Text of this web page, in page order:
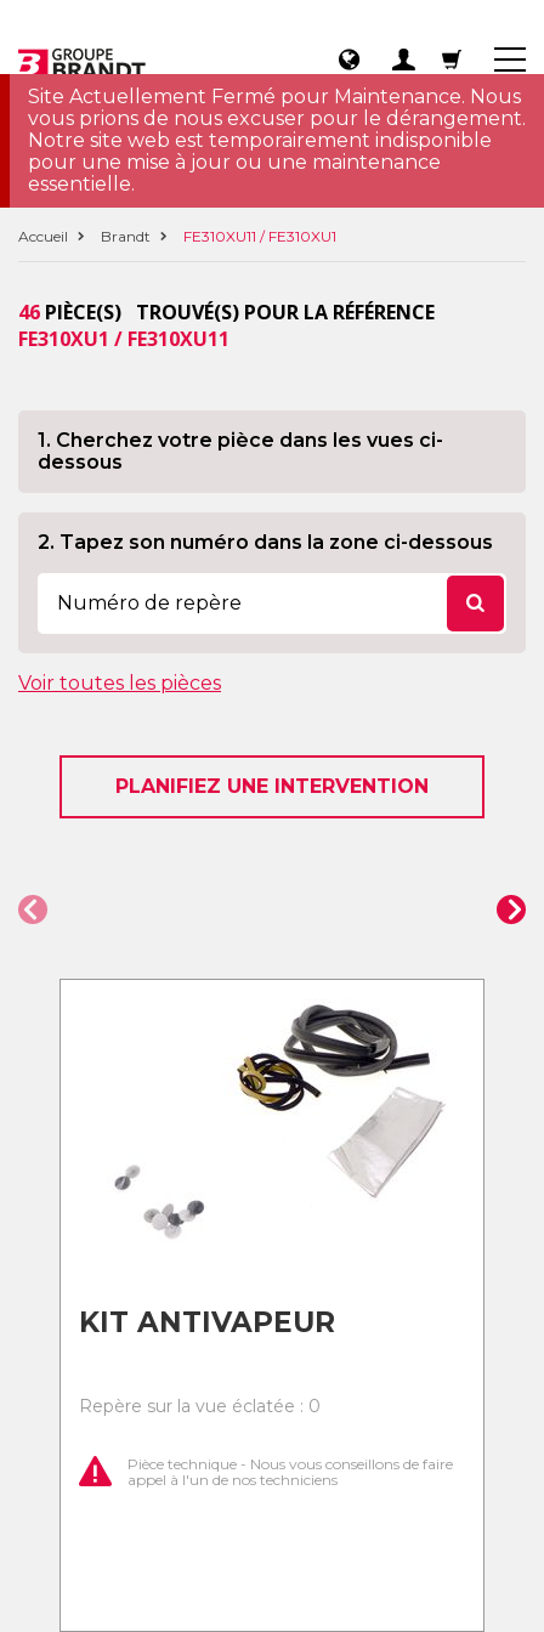
Site Actuellement Fermé pour Maintenance. Nous
vous prions de nous excuser pour le dérangement.
Notre site web est temporairement indisponible
pour une mise à jour ou une maintenance
essentielle.
Accueil Brandt FE310XU11 / FE310XU1
46 PIÈCE(S) TROUVÉ(S) POUR LA RÉFÉRENCE
FE310XU1 / FE310XU11
1. Cherchez votre pièce dans les vues ci-
dessous
2. Tapez son numéro dans la zone ci-dessous
Voir toutes les pièces
PLANIFIEZ UNE INTERVENTION
KIT ANTIVAPEUR
Repère sur la vue éclatée : 0
Pièce technique - Nous vous conseillons de faire
appel à l'un de nos techniciens